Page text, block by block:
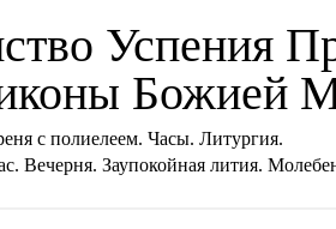
Успения
Божией
с полиелеем. Часы. Литургия.
Вечерня. Заупокойная лития.